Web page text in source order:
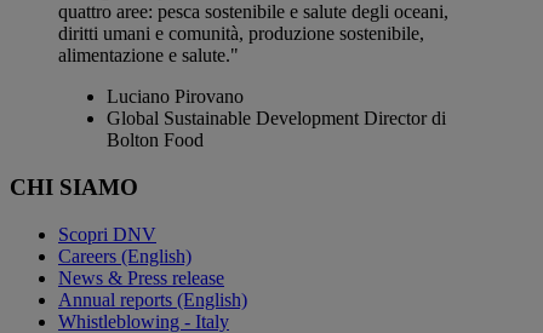
quattro aree: pesca sostenibile e salute degli oceani,
diritti umani e comunità, produzione sostenibile,
alimentazione e salute."
Luciano Pirovano
Global Sustainable Development Director di
Bolton Food
CHI SIAMO
Scopri DNV
Careers (English)
News & Press release
Annual reports (English)
Whistleblowing - Italy